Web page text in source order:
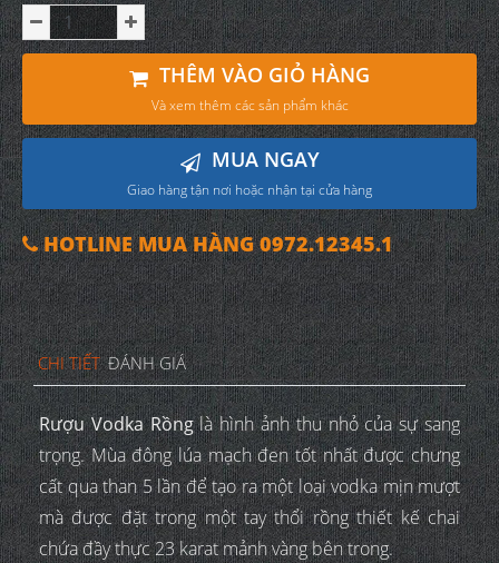
THÊM VÀO GIỎ HÀNG
Và xem thêm các sản phẩm khác
MUA NGAY
Giao hàng tận nơi hoặc nhận tại cửa hàng
HOTLINE MUA HÀNG 0972.12345.1
CHI TIẾT ĐÁNH GIÁ
Rượu Vodka Rồnglà hình ảnh thu nhỏ của sự sang
trọng. Mùa đông lúa mạch đen tốt nhất được chưng
cất qua than 5 lần để tạo ra một loại vodka mịn mượt
mà được đặt trong một tay thổi rồng thiết kế chai
chứa đầy thực 23 karat mảnh vàng bên trong.